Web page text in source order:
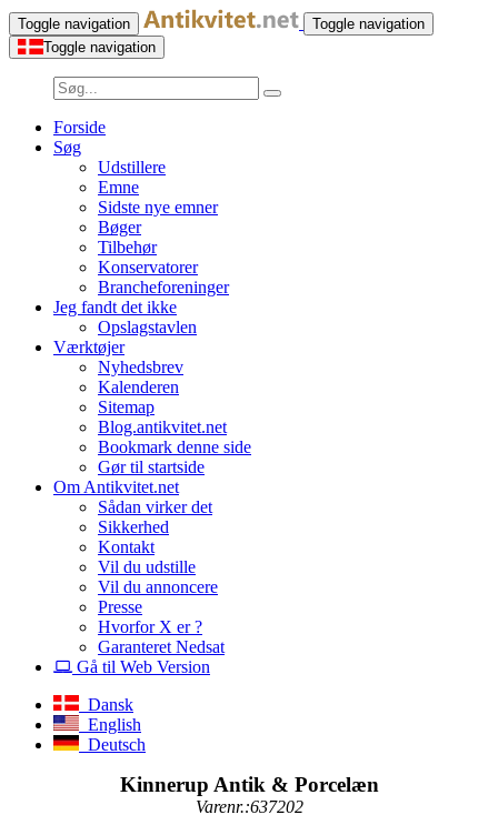
Toggle navigation
Toggle navigation
Toggle navigation
Forside
Søg
Udstillere
Emne
Sidste nye emner
Bøger
Tilbehør
Konservatorer
Brancheforeninger
Jeg fandt det ikke
Opslagstavlen
Værktøjer
Nyhedsbrev
Kalenderen
Sitemap
Blog.antikvitet.net
Bookmark denne side
Gør til startside
Om Antikvitet.net
Sådan virker det
Sikkerhed
Kontakt
Vil du udstille
Vil du annoncere
Presse
Hvorfor X er ?
Garanteret Nedsat
Gå til Web Version
Dansk
English
Deutsch
Kinnerup Antik & Porcelæn
Varenr.:637202